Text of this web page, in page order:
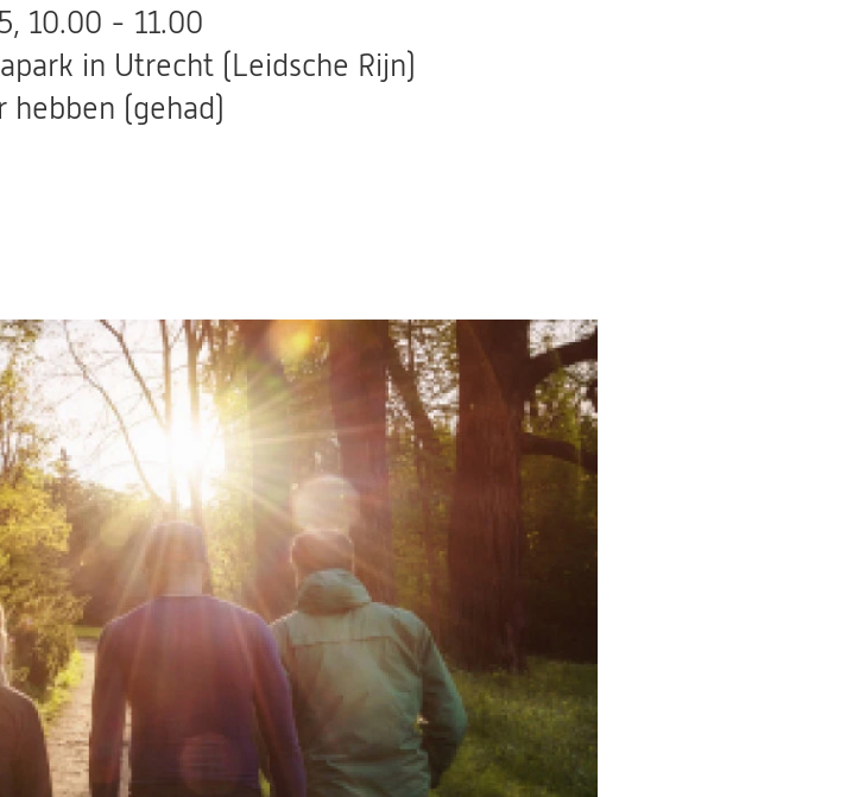
10.00 - 11.00
in Utrecht (Leidsche Rijn)
hebben (gehad)